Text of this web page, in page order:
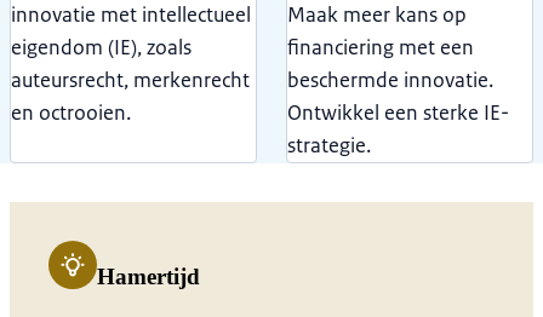
innovatie met intellectueel
eigendom (IE), zoals
auteursrecht, merkenrecht
en octrooien.
Maak meer kans op
financiering met een
beschermde innovatie.
Ontwikkel een sterke IE-
strategie.
Hamertijd